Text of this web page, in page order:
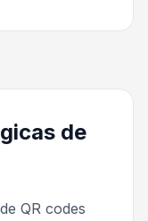
de
QR codes